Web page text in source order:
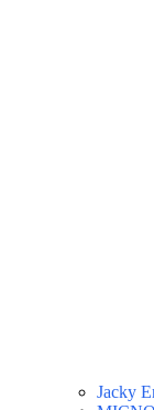
Jacky